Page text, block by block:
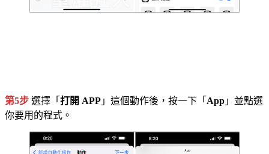
第5步 選擇「 打開 APP 」這個動作後，按一下「 App 」並點選
你要用的程式。